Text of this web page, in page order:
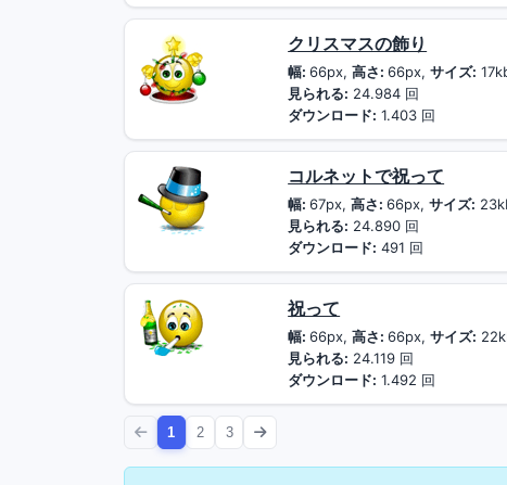
クリスマスの飾り
幅:66px,高さ:66px,サイズ:
見られる: 24.984 回
ダウンロード: 1.403 回
コルネットで祝って
幅:67px,高さ:66px,サイズ:
見られる: 24.890 回
ダウンロード: 491 回
祝って
幅:66px,高さ:66px,サイズ:
見られる: 24.119 回
ダウンロード: 1.492 回
1 2 3